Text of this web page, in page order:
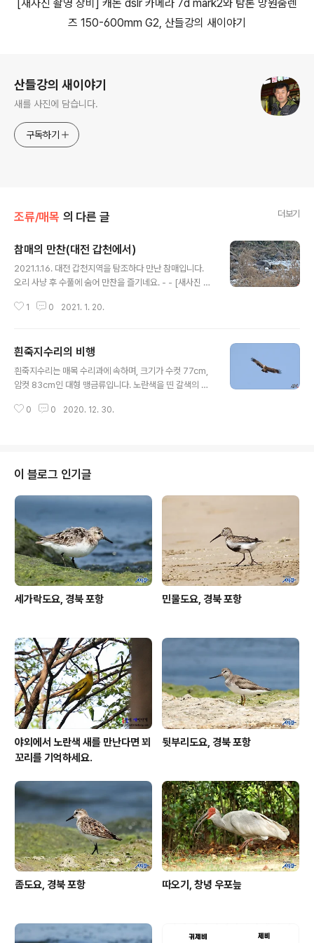
새사진 촬영 장비 캐논 dslr 카메라 7d mark2와 탐론 망원줌렌
즈 150-600mm G2, 산들강의 새이야기
산들강의 새이야기
새를 사진에 담습니다.
구독하기
조류/매목 의 다른 글 더보기
참매의 만찬(대전 갑천에서)
2021.1.16. 대전 갑천지역을 탐조하다 만난 참매입니다.
오리 사냥 후 수풀에 숨어 만찬을 즐기네요. - - [새사진 촬
150-600mm G2, 산들강의 새이야기
1 0 2021. 1. 20.
흰죽지수리의 비행
흰죽지수리는 매목 수리과에 속하며, 크기가 수컷 77cm,
암컷 83cm인 대형 맹금류입니다. ​노란색을 띤 갈색의 머
날 때는 날개를 수평으로 펼친다. 희귀한 겨울철새이자 멸
기
0 0 2020. 12. 30.
이 블로그 인기글
세가락도요, 경북 포항 민물도요, 경북 포항
야외에서 노란색 새를 만난다면 꾀
꼬리를 기억하세요.
뒷부리도요, 경북 포항
좀도요, 경북 포항 따오기, 창녕 우포늪